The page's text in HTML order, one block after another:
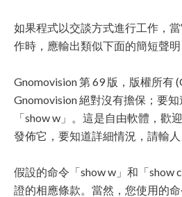
如果程式以交談方式進行工作，
作時，應輸出類似下面的簡短聲明
Gnomovision 第 69 版，版權所有
Gnomovision 絕對沒有擔保；要
「show w」。這是自由軟體，歡
發佈它，要知道詳細情況，請輸人
假設的命令「show w」和「show
證的相應條款。當然，您使用的